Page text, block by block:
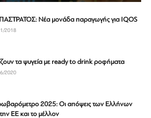
Νέα μονάδα παραγωγής για IQOS
2018
τα ψυγεία με ready to drink ροφήματα
2020
2025: Οι απόψεις των Ελλήνων
ΕΕ και το μέλλον